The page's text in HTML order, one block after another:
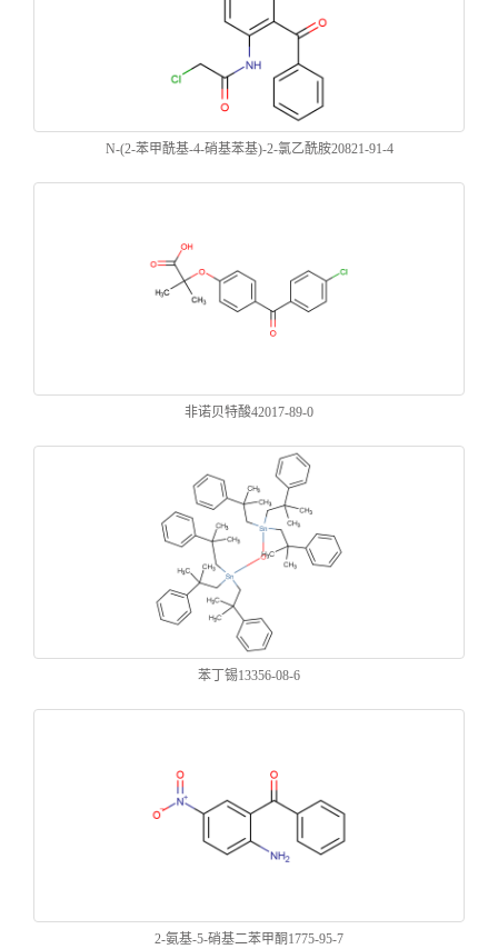
N-(2-苯甲酰基-4-硝基苯基)-2-氯乙酰胺20821-91-4
非诺贝特酸42017-89-0
苯丁锡13356-08-6
2-氨基-5-硝基二苯甲酮1775-95-7